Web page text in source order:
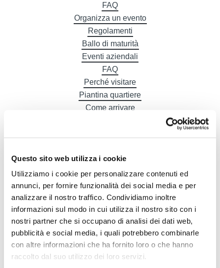
Questo sito web utilizza i cookie
Utilizziamo i cookie per personalizzare contenuti ed
annunci, per fornire funzionalità dei social media e per
analizzare il nostro traffico. Condividiamo inoltre
informazioni sul modo in cui utilizza il nostro sito con i
nostri partner che si occupano di analisi dei dati web,
pubblicità e social media, i quali potrebbero combinarle
con altre informazioni che ha fornito loro o che hanno
raccolto dal suo utilizzo dei loro servizi.
FAQ
Organizza un evento
Regolamenti
Ballo di maturità
Eventi aziendali
FAQ
Perché visitare
Piantina quartiere
Come arrivare
DE